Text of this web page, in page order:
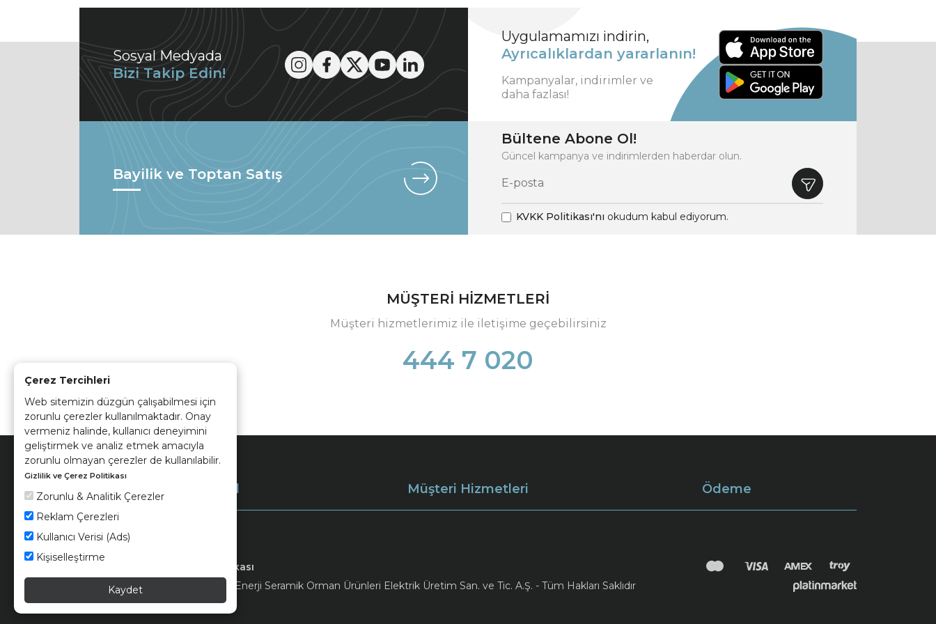
Çerez Tercihleri
Web sitemizin düzgün çalışabilmesi için
zorunlu çerezler kullanılmaktadır. Onay
vermeniz halinde, kullanıcı deneyimini
geliştirmek ve analiz etmek amacıyla
zorunlu olmayan çerezler de kullanılabilir.
Gizlilik ve Çerez Politikası
Zorunlu & Analitik Çerezler
Reklam Çerezleri
Kullanıcı Verisi (Ads)
Kişiselleştirme
Kaydet
Sosyal Medyada
Bizi Takip Edin!
Uygulamamızı indirin,
Ayrıcalıklardan yararlanın!
Kampanyalar, indirimler ve
daha fazlası!
Bayilik ve Toptan Satış
Bültene Abone Ol!
Güncel kampanya ve indirimlerden haberdar olun.
KVKK Politikası'nı okudum kabul ediyorum.
MÜŞTERİ HİZMETLERİ
Müşteri hizmetlerimiz ile iletişime geçebilirsiniz
444 7 020
Kurumsal Müşteri Hizmetleri Ödeme
Kvkk ve Çerez Politikası
© 2026 Ünsa Madencilik Turizm Enerji Seramik Orman Ürünleri Elektrik Üretim San. ve Tic. A.Ş. - Tüm Hakları Saklıdır